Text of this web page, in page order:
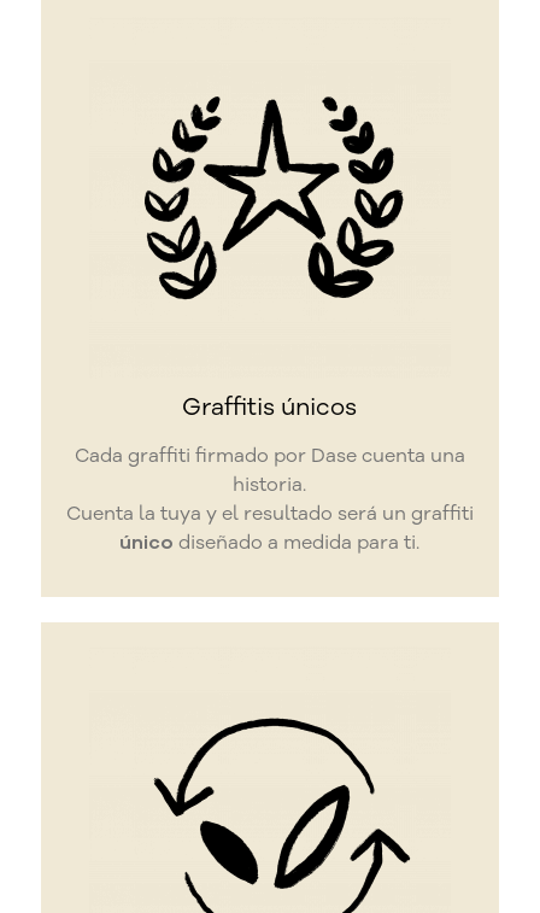
Graffitis únicos
Cada graffiti firmado por Dase cuenta una
historia.
Cuenta la tuya y el resultado será un graffiti
único diseñado a medida para ti.